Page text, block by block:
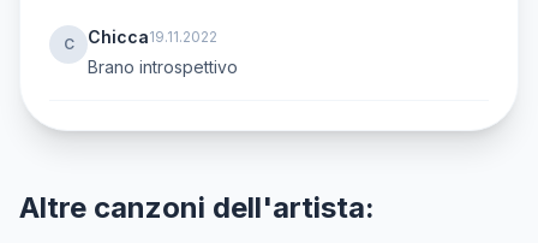
C Chicca19.11.2022
Brano introspettivo
Altre canzoni dell'artista: